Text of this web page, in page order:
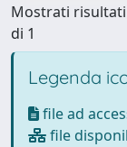
Mostrati risultati
di 1
Legenda
file ad
file